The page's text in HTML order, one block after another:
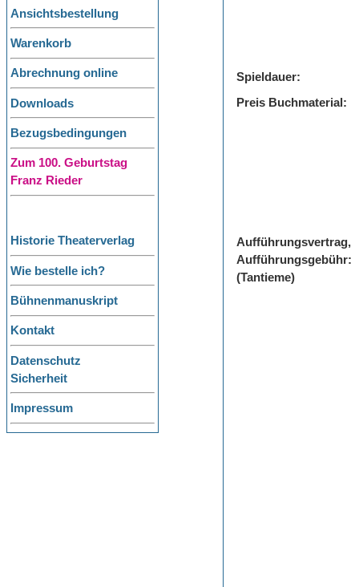
Ansichtsbestellung
Warenkorb
Abrechnung online
Downloads
Bezugsbedingungen
Zum 100. Geburtstag
Franz Rieder
Historie Theaterverlag
Wie bestelle ich?
Bühnenmanuskript
Kontakt
Datenschutz
Sicherheit
Impressum
Spieldauer:
Preis Buchmaterial:
Aufführungsvertrag,
Aufführungsgebühr:
(Tantieme)